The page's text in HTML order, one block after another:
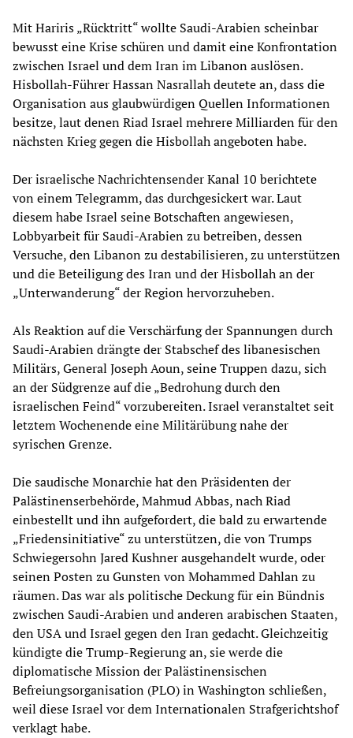
Mit Hariris „Rücktritt“ wollte Saudi-Arabien scheinbar
bewusst eine Krise schüren und damit eine Konfrontation
zwischen Israel und dem Iran im Libanon auslösen.
Hisbollah-Führer Hassan Nasrallah deutete an, dass die
Organisation aus glaubwürdigen Quellen Informationen
besitze, laut denen Riad Israel mehrere Milliarden für den
nächsten Krieg gegen die Hisbollah angeboten habe.
Der israelische Nachrichtensender Kanal 10 berichtete
von einem Telegramm, das durchgesickert war. Laut
diesem habe Israel seine Botschaften angewiesen,
Lobbyarbeit für Saudi-Arabien zu betreiben, dessen
Versuche, den Libanon zu destabilisieren, zu unterstützen
und die Beteiligung des Iran und der Hisbollah an der
„Unterwanderung“ der Region hervorzuheben.
Als Reaktion auf die Verschärfung der Spannungen durch
Saudi-Arabien drängte der Stabschef des libanesischen
Militärs, General Joseph Aoun, seine Truppen dazu, sich
an der Südgrenze auf die „Bedrohung durch den
israelischen Feind“ vorzubereiten. Israel veranstaltet seit
letztem Wochenende eine Militärübung nahe der
syrischen Grenze.
Die saudische Monarchie hat den Präsidenten der
Palästinenserbehörde, Mahmud Abbas, nach Riad
einbestellt und ihn aufgefordert, die bald zu erwartende
„Friedensinitiative“ zu unterstützen, die von Trumps
Schwiegersohn Jared Kushner ausgehandelt wurde, oder
seinen Posten zu Gunsten von Mohammed Dahlan zu
räumen. Das war als politische Deckung für ein Bündnis
zwischen Saudi-Arabien und anderen arabischen Staaten,
den USA und Israel gegen den Iran gedacht. Gleichzeitig
kündigte die Trump-Regierung an, sie werde die
diplomatische Mission der Palästinensischen
Befreiungsorganisation (PLO) in Washington schließen,
weil diese Israel vor dem Internationalen Strafgerichtshof
verklagt habe.